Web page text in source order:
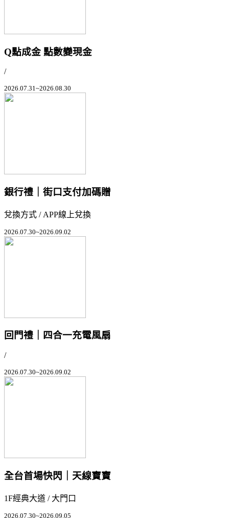
Q點成金 點數變現金
/
2026.07.31~2026.08.30
銀行禮｜街口支付加碼贈
兌換方式 / APP線上兌換
2026.07.30~2026.09.02
回門禮｜四合一充電風扇
/
2026.07.30~2026.09.02
全台首場快閃｜天線寶寶
1F經典大道 / 大門口
2026.07.30~2026.09.05